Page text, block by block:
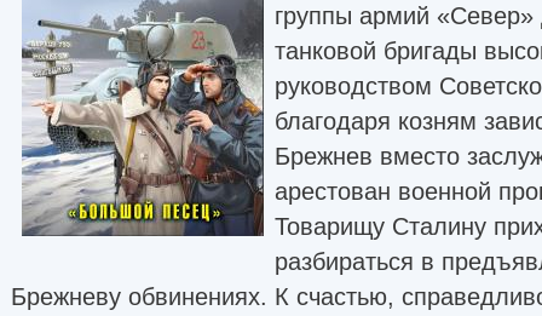
группы армий «Север»
танковой бригады
руководством
благодаря козням
Брежнев вместо
арестован военной
Товарищу Сталину
разбираться в
Брежневу обвинениях. К счастью,